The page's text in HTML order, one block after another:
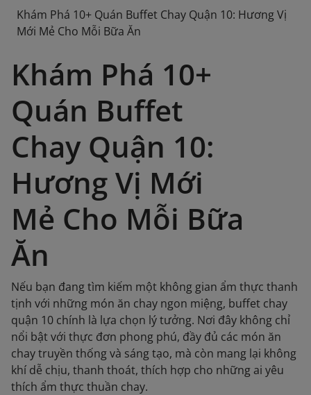
Khám Phá 10+ Quán Buffet Chay Quận 10: Hương Vị
Mới Mẻ Cho Mỗi Bữa Ăn
Khám Phá 10+
Quán Buffet
Chay Quận 10:
Hương Vị Mới
Mẻ Cho Mỗi Bữa
Ăn
Nếu bạn đang tìm kiếm một không gian ẩm thực thanh
tịnh với những món ăn chay ngon miệng, buffet chay
quận 10 chính là lựa chọn lý tưởng. Nơi đây không chỉ
nổi bật với thực đơn phong phú, đầy đủ các món ăn
chay truyền thống và sáng tạo, mà còn mang lại không
khí dễ chịu, thanh thoát, thích hợp cho những ai yêu
thích ẩm thực thuần chay.